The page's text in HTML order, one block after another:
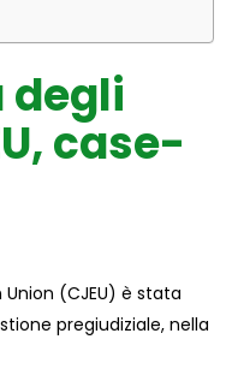
degli
case-
(CJEU) è stata
pregiudiziale, nella